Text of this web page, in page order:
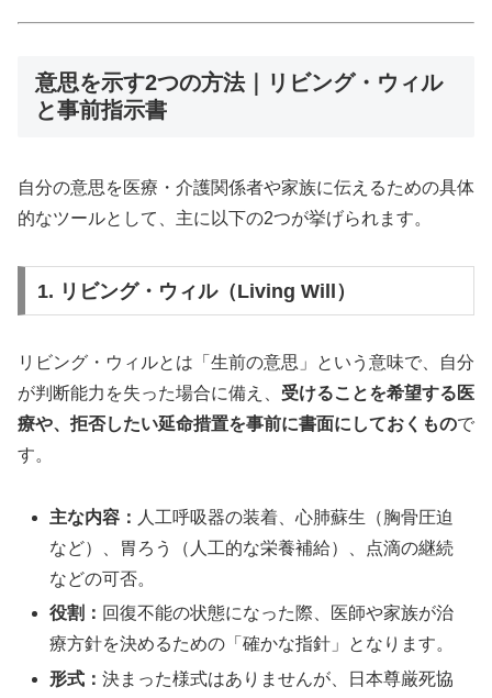
意思を示す2つの方法｜リビング・ウィル
と事前指示書
自分の意思を医療・介護関係者や家族に伝えるための具体
的なツールとして、主に以下の2つが挙げられます。
1. リビング・ウィル（Living Will）
リビング・ウィルとは「生前の意思」という意味で、自分
が判断能力を失った場合に備え、 受けることを希望する医
療や、拒否したい延命措置を事前に書面にしておくもので
す。
主な内容： 人工呼吸器の装着、心肺蘇生（胸骨圧迫
など）、胃ろう（人工的な栄養補給）、点滴の継続
などの可否。
役割： 回復不能の状態になった際、医師や家族が治
療方針を決めるための「確かな指針」となります。
形式：決まった様式はありませんが、日本尊厳死協